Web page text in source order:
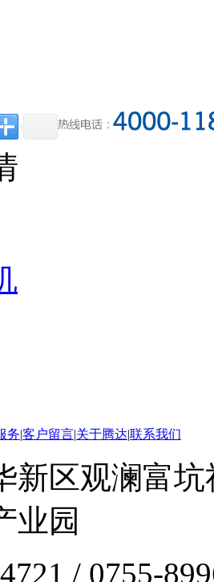
务|客户留言|关于腾达|联系我们
新区观澜富
业园
/ 0755-